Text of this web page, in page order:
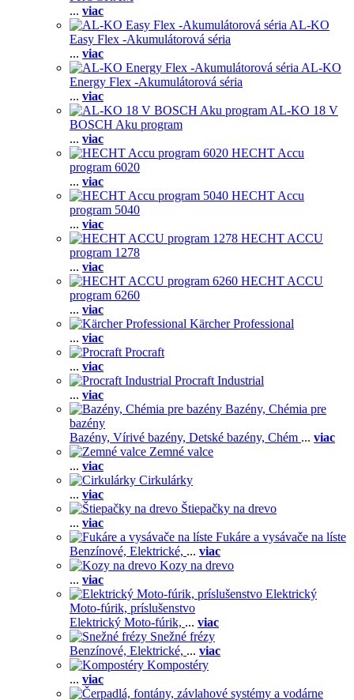
... viac
AL-KO
Easy Flex -Akumulátorová séria
... viac
AL-KO
Energy Flex -Akumulátorová séria
... viac
AL-KO 18 V
BOSCH Aku program
... viac
HECHT Accu
program 6020
... viac
HECHT Accu
program 5040
... viac
HECHT ACCU
program 1278
... viac
HECHT ACCU
program 6260
... viac
Kärcher Professional
... viac
Procraft
... viac
Procraft Industrial
... viac
Bazény, Chémia pre
bazény
Bazény, Vírivé bazény, Detské bazény, Chém ... viac
Zemné valce
... viac
Cirkulárky
... viac
Štiepačky na drevo
... viac
Fukáre a vysávače na líste
Benzínové, Elektrické, ... viac
Kozy na drevo
... viac
Elektrický
Moto-fúrik, príslušenstvo
Elektrický Moto-fúrik, ... viac
Snežné frézy
Benzínové, Elektrické, ... viac
Kompostéry
... viac